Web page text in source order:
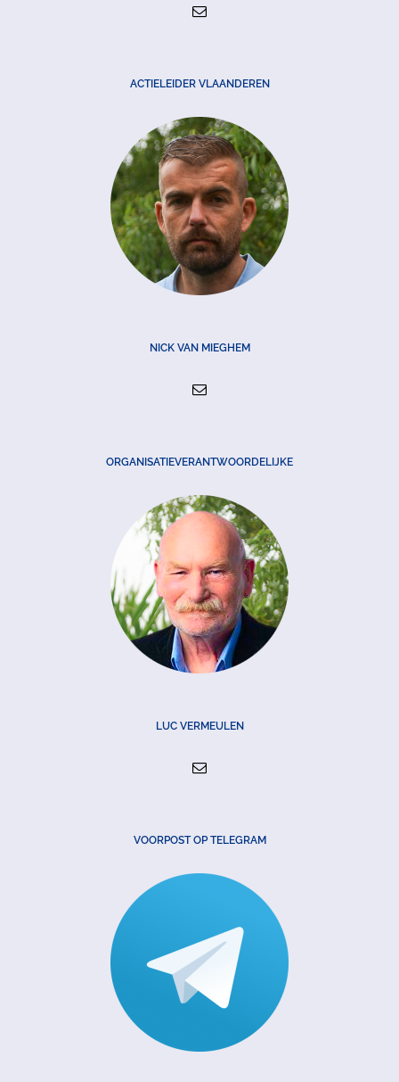
ACTIELEIDER VLAANDEREN
NICK VAN MIEGHEM
ORGANISATIEVERANTWOORDELIJKE
LUC VERMEULEN
VOORPOST OP TELEGRAM